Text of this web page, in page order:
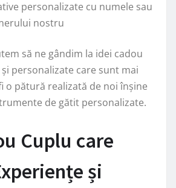
personalizate cu numele sau
nostru
să ne gândim la idei cadou
personalizate care sunt mai
o pătură realizată de noi înșine
de gătit personalizate.
Cuplu care
și